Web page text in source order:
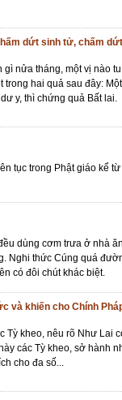
dứt sinh tử, chấm
gì nửa tháng, một vị nào
trong hai quả sau đây:
y, thì chứng quả Bất lai.
tục trong Phật giáo kể
dùng cơm trưa ở nhà
Nghi thức Cúng quá
có đôi chút khác biệt.
và khiến cho Chính
Tỳ kheo, nêu rõ Như Lai
các Tỳ kheo, sở hành
cho đa số...